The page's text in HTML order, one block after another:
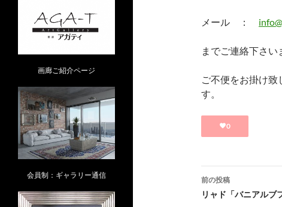
メール ：
までご連絡下さい
ご不便をお掛け致
す。
0
投
稿
前の投稿
リャド「バニアルブ
画廊ご紹介ページ
会員制：ギャラリー通信